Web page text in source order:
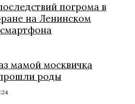
погрома в
на Ленинском
мамой москвичка
роды